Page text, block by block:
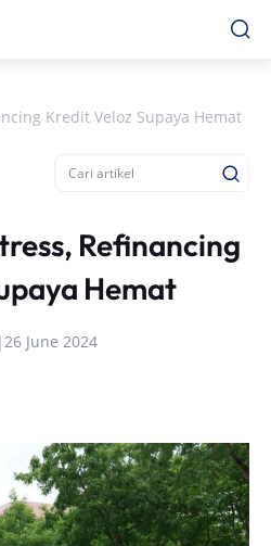
Kredit Veloz Supaya Hemat
Refinancing
Hemat
|26 June 2024